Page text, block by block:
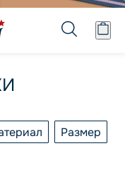
Размер